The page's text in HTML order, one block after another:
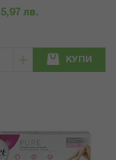
5,97 лв.
КУПИ